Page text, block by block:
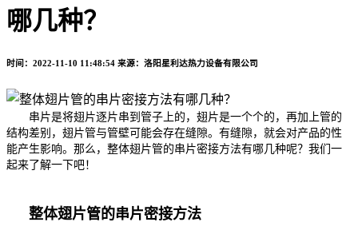
哪几种？
时间：2022-11-10 11:48:54 来源：洛阳星利达热力设备有限公司
串片是将翅片逐片串到管子上的，翅片是一个个的，再加上管的
结构差别，翅片管与管壁可能会存在缝隙。有缝隙，就会对产品的性
能产生影响。那么， 整体翅片管的串片密接方法有哪几种呢？我们一
起来了解一下吧！
整体翅片管的串片密接方法